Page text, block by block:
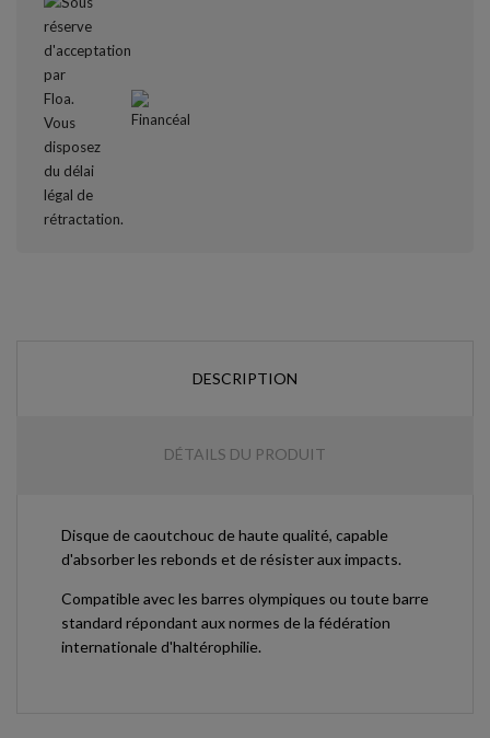
DESCRIPTION
DÉTAILS DU PRODUIT
Disque de caoutchouc de haute qualité, capable
d'absorber les rebonds et de résister aux impacts.
Compatible avec les barres olympiques ou toute barre
standard répondant aux normes de la fédération
internationale d'haltérophilie.